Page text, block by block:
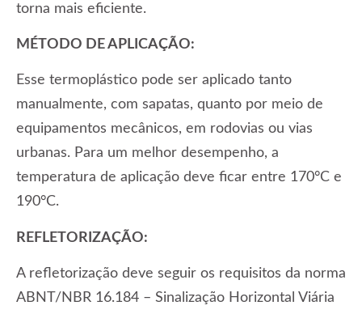
torna mais eficiente.
MÉTODO DE APLICAÇÃO:
Esse termoplástico pode ser aplicado tanto
manualmente, com sapatas, quanto por meio de
equipamentos mecânicos, em rodovias ou vias
urbanas. Para um melhor desempenho, a
temperatura de aplicação deve ficar entre 170°C e
190°C.
REFLETORIZAÇÃO:
A refletorização deve seguir os requisitos da norma
ABNT/NBR 16.184 – Sinalização Horizontal Viária